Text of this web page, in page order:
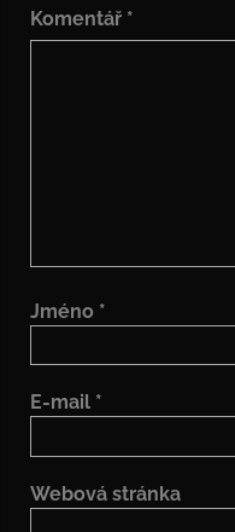
Komentář *
Jméno *
E-mail *
Webová stránka